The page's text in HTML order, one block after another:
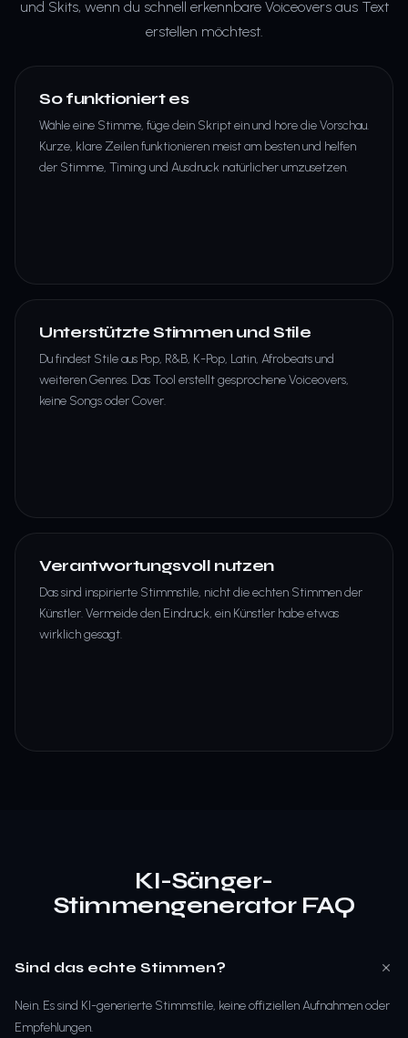
und Skits, wenn du schnell erkennbare Voiceovers aus Text
erstellen möchtest.
So funktioniert es
Wähle eine Stimme, füge dein Skript ein und höre die Vorschau.
Kurze, klare Zeilen funktionieren meist am besten und helfen
der Stimme, Timing und Ausdruck natürlicher umzusetzen.
Unterstützte Stimmen und Stile
Du findest Stile aus Pop, R&B, K-Pop, Latin, Afrobeats und
weiteren Genres. Das Tool erstellt gesprochene Voiceovers,
keine Songs oder Cover.
Verantwortungsvoll nutzen
Das sind inspirierte Stimmstile, nicht die echten Stimmen der
Künstler. Vermeide den Eindruck, ein Künstler habe etwas
wirklich gesagt.
KI-Sänger-
Stimmengenerator FAQ
Sind das echte Stimmen?
Nein. Es sind KI-generierte Stimmstile, keine offiziellen Aufnahmen oder
Empfehlungen.